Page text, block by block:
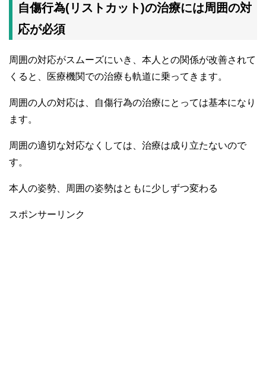
自傷行為(リストカット)の治療には周囲の対
応が必須
周囲の対応がスムーズにいき、本人との関係が改善されて
くると、医療機関での治療も軌道に乗ってきます。
周囲の人の対応は、自傷行為の治療にとっては基本になり
ます。
周囲の適切な対応なくしては、治療は成り立たないので
す。
本人の姿勢、周囲の姿勢はともに少しずつ変わる
スポンサーリンク